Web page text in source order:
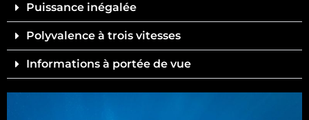
Puissance inégalée
Polyvalence à trois vitesses
Informations à portée de vue